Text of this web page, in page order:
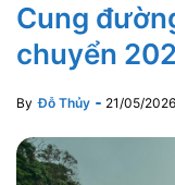
Cung
chuyển
By Đỗ Thủy 21/05/2026